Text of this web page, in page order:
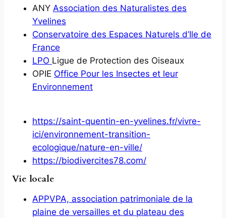
ANY Association des Naturalistes des
Yvelines
Conservatoire des Espaces Naturels d’Ile de
France
LPO Ligue de Protection des Oiseaux
OPIE Office Pour les Insectes et leur
Environnement
https://saint-quentin-en-yvelines.fr/vivre-
ici/environnement-transition-
ecologique/nature-en-ville/
https://biodivercites78.com/
Vie locale
APPVPA, association patrimoniale de la
plaine de versailles et du plateau des